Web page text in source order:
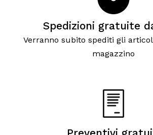
Spedizioni gratuite
Verranno subito spediti gli
magazzino